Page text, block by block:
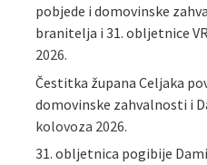
pobjede i domovinske
branitelja i 31. obljetnice
2026.
Čestitka župana Celjaka
domovinske zahvalnosti i
kolovoza 2026.
31. obljetnica pogibije